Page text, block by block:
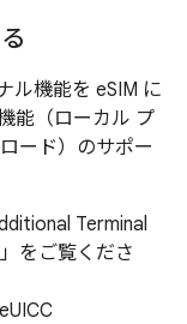
ル機能を eSIM に
能（ローカル プ
ード）のサポー
Terminal
をご覧くださ